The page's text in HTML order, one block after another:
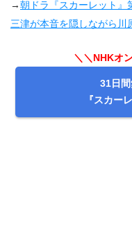
→朝ドラ『スカーレット』
三津が本音を隠しながら川
＼＼NHKオ
31日
『スカー